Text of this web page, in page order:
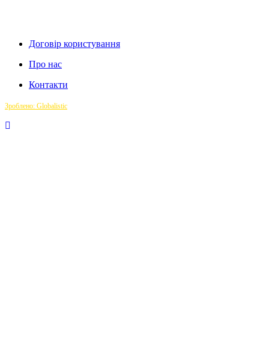
Договір користування
Про нас
Контакти
Зроблено: Globalistic